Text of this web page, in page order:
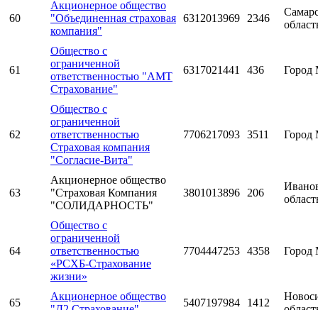
60
Акционерное общество
"Объединенная страховая
компания"
6312013969 2346
61
Общество с
ограниченной
ответственностью "АМТ
Страхование"
6317021441 436 Город
62
Общество с
ограниченной
ответственностью
Страховая компания
"Согласие-Вита"
7706217093 3511 Город
63
Акционерное общество
"Страховая Компания
"СОЛИДАРНОСТЬ"
3801013896 206
64
Общество с
ограниченной
ответственностью
«РСХБ-Страхование
жизни»
7704447253 4358 Город
65
Акционерное общество
5407197984 1412